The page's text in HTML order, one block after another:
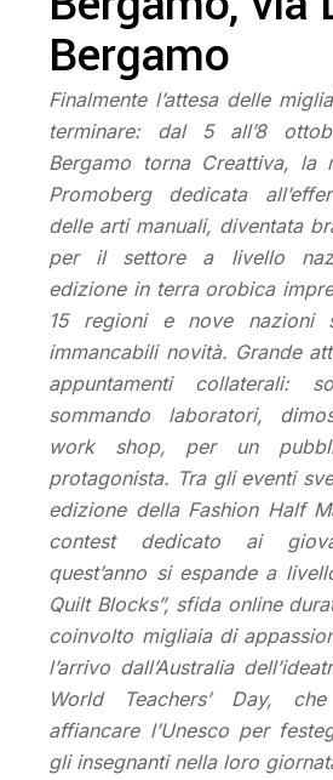
Bergamo
Finalmente l’attesa delle
terminare: dal 5 all’8
Bergamo torna Creattiva, la
Promoberg dedicata
delle arti manuali, diventata
per il settore a livello
edizione in terra orobica
15 regioni e nove nazioni
immancabili novità. Grande
appuntamenti collaterali:
sommando laboratori,
work shop, per un
protagonista. Tra gli eventi
edizione della Fashion Half
contest dedicato ai
quest’anno si espande a
Quilt Blocks”, sfida online
coinvolto migliaia di
l’arrivo dall’Australia
World Teachers’ Day,
affiancare l’Unesco per
gli insegnanti nella loro